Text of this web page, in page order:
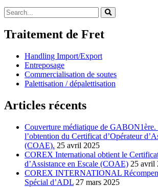
Traitement de Fret
Handling Import/Export
Entreposage
Commercialisation de soutes
Palettisation / dépalettisation
Articles récents
Couverture médiatique de GABON1ère.
l’obtention du Certificat d’Opérateur
(COAE). 25 avril 2025
COREX International obtient le
d’Assistance en Escale (COAE) 25 avril
COREX INTERNATIONAL
Spécial d’ADL 27 mars 2025